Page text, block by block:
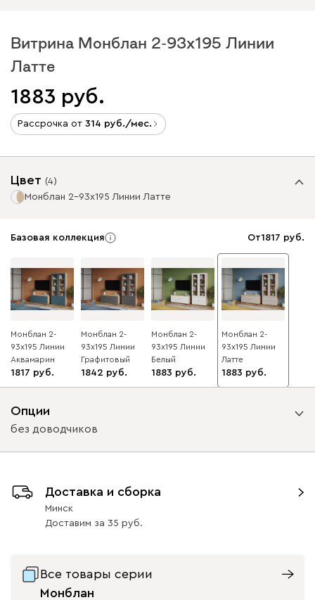
Витрина Монблан 2-93x195 Линии
Латте
1883
Рассрочка от 314 /мес.
Цвет (4)
Монблан 2-93x195 Линии Латте
Базовая коллекция От1817
Монблан 2-
93x195 Линии
Аквамарин
1817
Монблан 2-
93x195 Линии
Графитовый
1842
Монблан 2-
93x195 Линии
Белый
1883
Монблан 2-
93x195 Линии
Латте
1883
Опции
без доводчиков
с доводчиками без доводчиков
Доставка и сборка
Минск
Доставим за 35
Все товары серии
Монблан